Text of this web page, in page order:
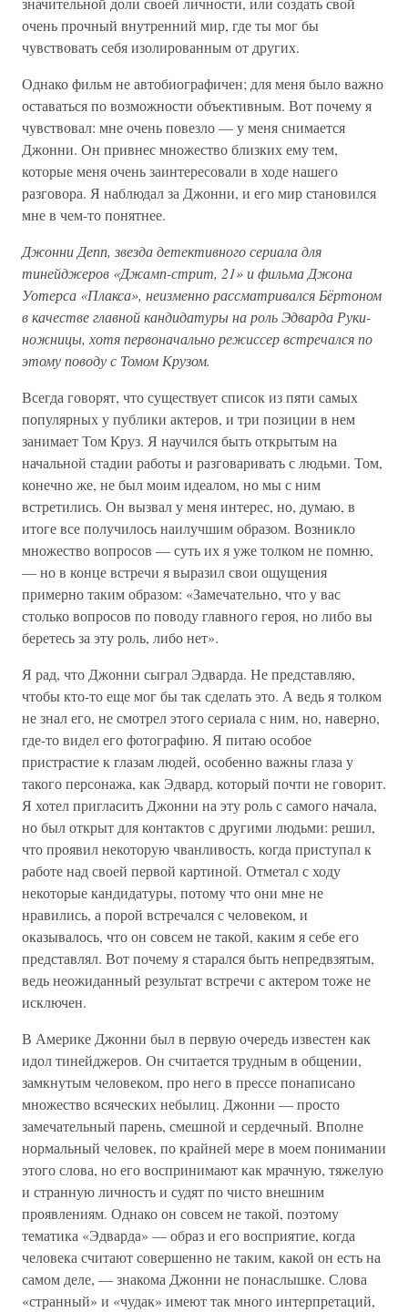
очень прочный внутренний мир, где ты мог бы
чувствовать себя изолированным от других.
Однако фильм не автобиографичен; для меня было важно
оставаться по возможности объективным. Вот почему я
чувствовал: мне очень повезло — у меня снимается
Джонни. Он привнес множество близких ему тем,
которые меня очень заинтересовали в ходе нашего
разговора. Я наблюдал за Джонни, и его мир становился
мне в чем-то понятнее.
Джонни Депп, звезда детективного сериала для
тинейджеров «Джамп-стрит, 21» и фильма Джона
Уотерса «Плакса», неизменно рассматривался Бёртоном
в качестве главной кандидатуры на роль Эдварда Руки-
ножницы, хотя первоначально режиссер встречался по
этому поводу с Томом Крузом.
Всегда говорят, что существует список из пяти самых
популярных у публики актеров, и три позиции в нем
занимает Том Круз. Я научился быть открытым на
начальной стадии работы и разговаривать с людьми. Том,
конечно же, не был моим идеалом, но мы с ним
встретились. Он вызвал у меня интерес, но, думаю, в
итоге все получилось наилучшим образом. Возникло
множество вопросов — суть их я уже толком не помню,
— но в конце встречи я выразил свои ощущения
примерно таким образом: «Замечательно, что у вас
столько вопросов по поводу главного героя, но либо вы
беретесь за эту роль, либо нет».
Я рад, что Джонни сыграл Эдварда. Не представляю,
чтобы кто-то еще мог бы так сделать это. А ведь я толком
не знал его, не смотрел этого сериала с ним, но, наверно,
где-то видел его фотографию. Я питаю особое
пристрастие к глазам людей, особенно важны глаза у
такого персонажа, как Эдвард, который почти не говорит.
Я хотел пригласить Джонни на эту роль с самого начала,
но был открыт для контактов с другими людьми: решил,
что проявил некоторую чванливость, когда приступал к
работе над своей первой картиной. Отметал с ходу
некоторые кандидатуры, потому что они мне не
нравились, а порой встречался с человеком, и
оказывалось, что он совсем не такой, каким я себе его
представлял. Вот почему я старался быть непредвзятым,
ведь неожиданный результат встречи с актером тоже не
исключен.
В Америке Джонни был в первую очередь известен как
идол тинейджеров. Он считается трудным в общении,
замкнутым человеком, про него в прессе понаписано
множество всяческих небылиц. Джонни — просто
замечательный парень, смешной и сердечный. Вполне
нормальный человек, по крайней мере в моем понимании
этого слова, но его воспринимают как мрачную, тяжелую
и странную личность и судят по чисто внешним
проявлениям. Однако он совсем не такой, поэтому
тематика «Эдварда» — образ и его восприятие, когда
человека считают совершенно не таким, какой он есть на
самом деле, — знакома Джонни не понаслышке. Слова
«странный» и «чудак» имеют так много интерпретаций,